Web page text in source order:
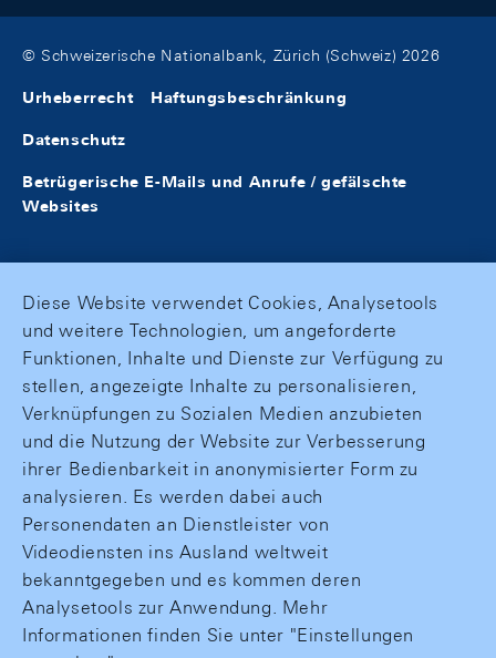
© Schweizerische Nationalbank, Zürich (Schweiz) 2026
Urheberrecht Haftungsbeschränkung
Datenschutz
Betrügerische E-Mails und Anrufe / gefälschte
Websites
Diese Website verwendet Cookies, Analysetools
und weitere Technologien, um angeforderte
Funktionen, Inhalte und Dienste zur Verfügung zu
stellen, angezeigte Inhalte zu personalisieren,
Verknüpfungen zu Sozialen Medien anzubieten
und die Nutzung der Website zur Verbesserung
ihrer Bedienbarkeit in anonymisierter Form zu
analysieren. Es werden dabei auch
Personendaten an Dienstleister von
Videodiensten ins Ausland weltweit
bekanntgegeben und es kommen deren
Analysetools zur Anwendung. Mehr
Informationen finden Sie unter "Einstellungen